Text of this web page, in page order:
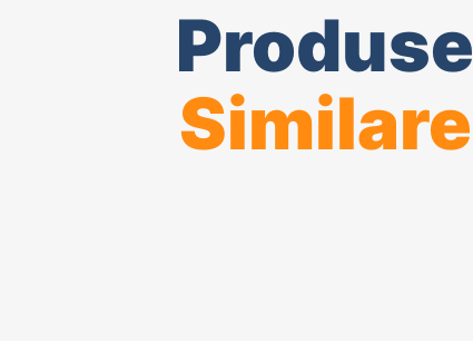
Produse
Similare